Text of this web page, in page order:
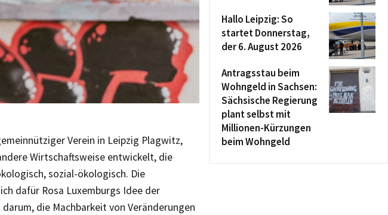
Verein in Leipzig Plagwitz,
Wirtschaftsweise entwickelt, die
sozial-ökologisch. Die
dafür Rosa Luxemburgs Idee der
die Machbarkeit von Veränderungen
Hallo Leipzig: So
startet Donnerstag,
der 6. August 2026
Antragsstau beim
Wohngeld in Sachsen:
Sächsische Regierung
plant selbst mit
Millionen-Kürzungen
beim Wohngeld